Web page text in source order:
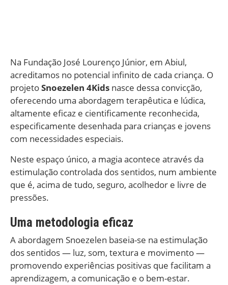
Na Fundação José Lourenço Júnior, em Abiul,
acreditamos no potencial infinito de cada criança. O
projetoSnoezelen 4Kids nasce dessa convicção,
oferecendo uma abordagem terapêutica e lúdica,
altamente eficaz e cientificamente reconhecida,
especificamente desenhada para crianças e jovens
com necessidades especiais.
Neste espaço único, a magia acontece através da
estimulação controlada dos sentidos, num ambiente
que é, acima de tudo, seguro, acolhedor e livre de
pressões.
Uma metodologia eficaz
A abordagem Snoezelen baseia-se na estimulação
dos sentidos — luz, som, textura e movimento —
promovendo experiências positivas que facilitam a
aprendizagem, a comunicação e o bem-estar.